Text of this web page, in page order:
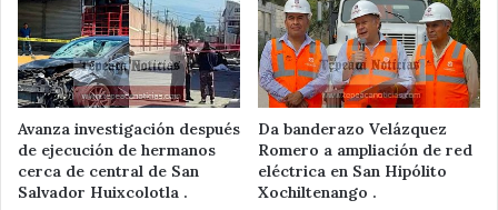
Avanza investigación después
de ejecución de hermanos
cerca de central de San
Salvador Huixcolotla .
Da banderazo Velázquez
Romero a ampliación de red
eléctrica en San Hipólito
Xochiltenango .